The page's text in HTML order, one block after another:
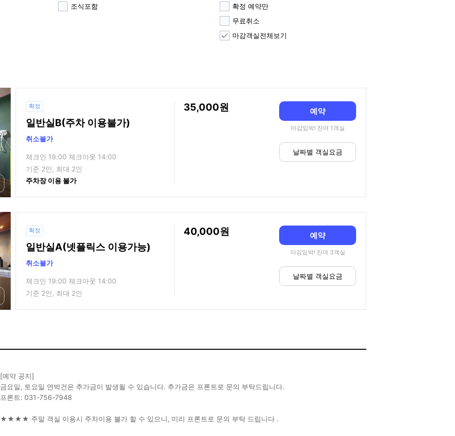
조식포함
확정 예약만
무료취소
마감객실전체보기
확정
일반실B(주차 이용불가)
취소불가
체크인 19:00 체크아웃 14:00
기준 2인, 최대 2인
주차장 이용 불가
35,000 예약
마감임박! 잔여 1객실
날짜별 객실요금
확정
일반실A(넷플릭스 이용가능)
취소불가
체크인 19:00 체크아웃 14:00
기준 2인, 최대 2인
40,000 예약
마감임박! 잔여 3객실
날짜별 객실요금
[예약 공지]
금요일, 토요일 연박건은 추가금이 발생될 수 있습니다. 추가금은 프론트로 문의 부탁드립니다.
프론트: 031-756-7948
★★★★ 주말 객실 이용시 주차이용 불가 할 수 있으니, 미리 프론트로 문의 부탁 드립니다 .